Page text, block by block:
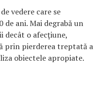
vedere care se
de ani. Mai degrabă un
decât o afecţiune,
prin pierderea treptată a
obiectele apropiate.